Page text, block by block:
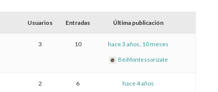
Usuarios Entradas Última publicación
3 10 hace 3 años, 10 meses
BeiMontessorizate
2 6 hace 4 años